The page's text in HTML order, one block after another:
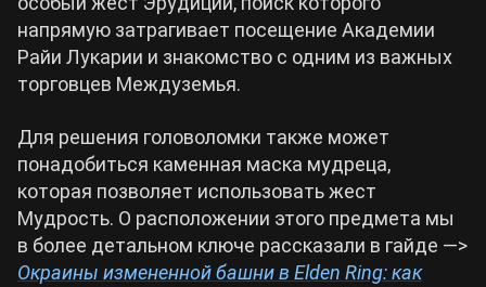
напрямую затрагивает посещение Академии
Райи Лукарии и знакомство с одним из важных
торговцев Междуземья.
Для решения головоломки также может
понадобиться каменная маска мудреца,
которая позволяет использовать жест
Мудрость. О расположении этого предмета мы
в более детальном ключе рассказали в гайде —>
Окраины измененной башни в Elden Ring: как